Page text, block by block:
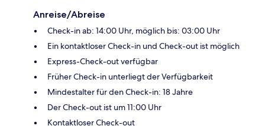
Anreise/Abreise
Check-in ab: 14:00 Uhr, möglich bis: 03:00 Uhr
Ein kontaktloser Check-in und Check-out ist möglich
Express-Check-out verfügbar
Früher Check-in unterliegt der Verfügbarkeit
Mindestalter für den Check-in: 18 Jahre
Der Check-out ist um 11:00 Uhr
Kontaktloser Check-out